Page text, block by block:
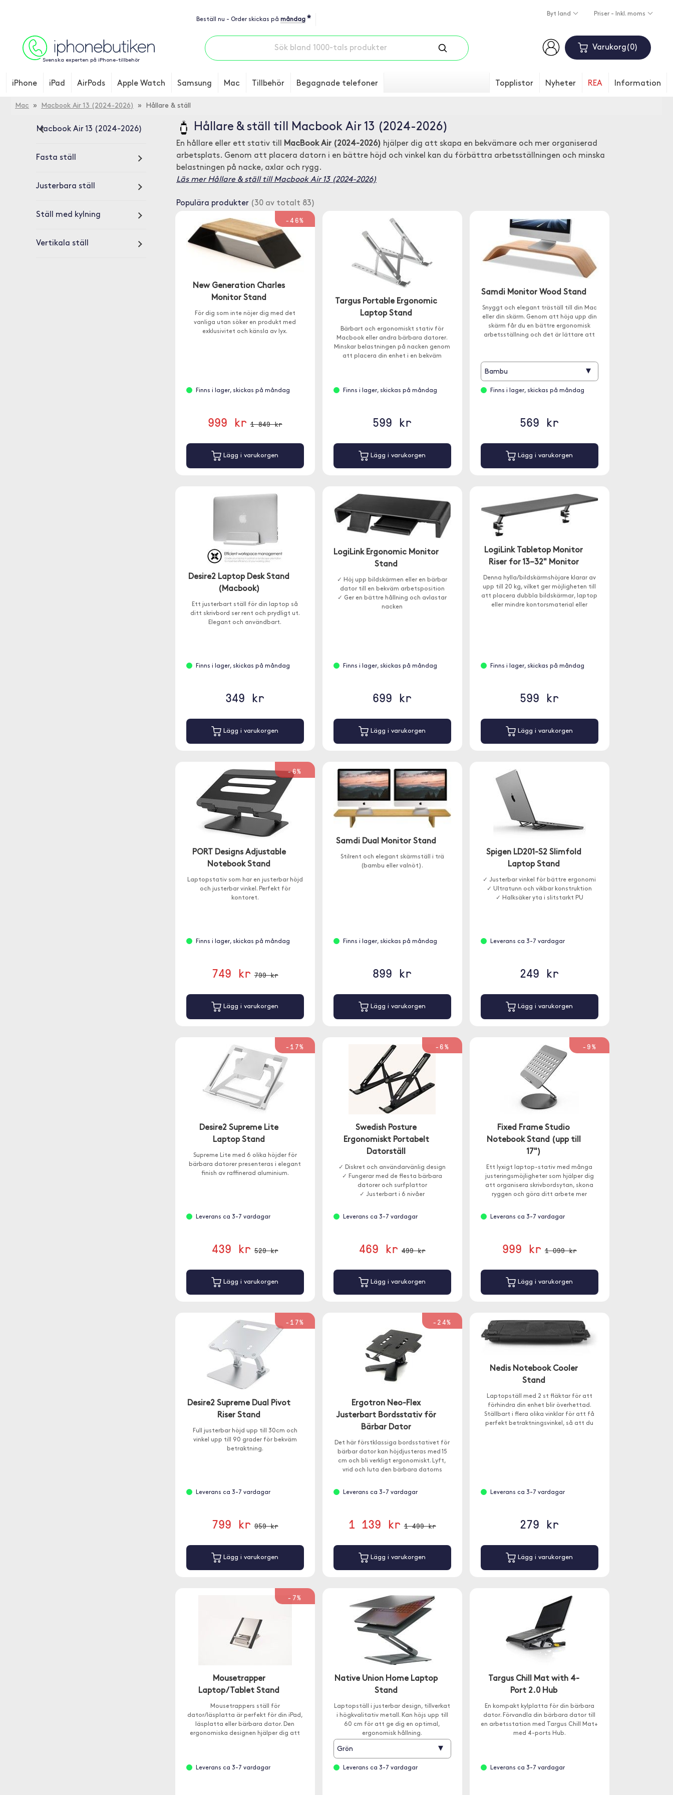
Beställ nu - Order skickas på måndag *
Byt land Priser - Inkl. moms
Svenska experten på iPhone-tillbehör
Varukorg 0
iPhone iPad AirPods Apple Watch Samsung Mac Tillbehör Begagnade telefoner Topplistor Nyheter REA Information
Mac » Macbook Air 13 (2024-2026) » Hållare & ställ
Macbook Air 13 (2024-2026)
Fasta ställ
Justerbara ställ
Ställ med kylning
Vertikala ställ
Hållare & ställ till Macbook Air 13 (2024-2026)
En hållare eller ett stativ till MacBook Air (2024-2026) hjälper dig att skapa en bekvämare och mer organiserad
arbetsplats. Genom att placera datorn i en bättre höjd och vinkel kan du förbättra arbetsställningen och minska
belastningen på nacke, axlar och rygg.
Läs mer Hållare & ställ till Macbook Air 13 (2024-2026)
Populära produkter (30 av totalt 83)
-46%
New Generation Charles
Monitor Stand
För dig som inte nöjer dig med det
vanliga utan söker en produkt med
exklusivitet och känsla av lyx.
Finns i lager, skickas på måndag
999 kr 1 849 kr
Lägg i varukorgen
Targus Portable Ergonomic
Laptop Stand
Bärbart och ergonomiskt stativ för
Macbook eller andra bärbara datorer.
Minskar belastningen på nacken genom
att placera din enhet i en bekväm
Finns i lager, skickas på måndag
599 kr
Lägg i varukorgen
Samdi Monitor Wood Stand
Snyggt och elegant träställ till din Mac
eller din skärm. Genom att höja upp din
skärm får du en bättre ergonomisk
arbetsställning och det är lättare att
Bambu ▾
Finns i lager, skickas på måndag
569 kr
Lägg i varukorgen
Desire2 Laptop Desk Stand
(Macbook)
Ett justerbart ställ för din laptop så
ditt skrivbord ser rent och prydligt ut.
Elegant och användbart.
Finns i lager, skickas på måndag
349 kr
Lägg i varukorgen
LogiLink Ergonomic Monitor
Stand
✓ Höj upp bildskärmen eller en bärbar
dator till en bekväm arbetsposition
✓ Ger en bättre hållning och avlastar
nacken
Finns i lager, skickas på måndag
699 kr
Lägg i varukorgen
LogiLink Tabletop Monitor
Riser for 13–32" Monitor
Denna hylla/bildskärmshöjare klarar av
upp till 20 kg, vilket ger möjligheten till
att placera dubbla bildskärmar, laptop
eller mindre kontorsmaterial eller
Finns i lager, skickas på måndag
599 kr
Lägg i varukorgen
-6%
PORT Designs Adjustable
Notebook Stand
Laptopstativ som har en justerbar höjd
och justerbar vinkel. Perfekt för
kontoret.
Finns i lager, skickas på måndag
749 kr 799 kr
Lägg i varukorgen
Samdi Dual Monitor Stand
Stilrent och elegant skärmställ i trä
(bambu eller valnöt).
Finns i lager, skickas på måndag
899 kr
Lägg i varukorgen
Spigen LD201-S2 Slimfold
Laptop Stand
✓ Justerbar vinkel för bättre ergonomi
✓ Ultratunn och vikbar konstruktion
✓ Halksäker yta i slitstarkt PU
Leverans ca 3-7 vardagar
249 kr
Lägg i varukorgen
-17%
Desire2 Supreme Lite
Laptop Stand
Supreme Lite med 6 olika höjder för
bärbara datorer presenteras i elegant
finish av raffinerad aluminium.
Leverans ca 3-7 vardagar
439 kr 529 kr
Lägg i varukorgen
-6%
Swedish Posture
Ergonomiskt Portabelt
Datorställ
✓ Diskret och användarvänlig design
✓ Fungerar med de flesta bärbara
datorer och surfplattor
✓ Justerbart i 6 nivåer
Leverans ca 3-7 vardagar
469 kr 499 kr
Lägg i varukorgen
-9%
Fixed Frame Studio
Notebook Stand (upp till
17")
Ett lyxigt laptop-stativ med många
justeringsmöjligheter som hjälper dig
att organisera skrivbordsytan, skona
ryggen och göra ditt arbete mer
Leverans ca 3-7 vardagar
999 kr 1 099 kr
Lägg i varukorgen
-17%
Desire2 Supreme Dual Pivot
Riser Stand
Full justerbar höjd upp till 30cm och
vinkel upp till 90 grader för bekväm
betraktning.
Leverans ca 3-7 vardagar
799 kr 959 kr
Lägg i varukorgen
-24%
Ergotron Neo-Flex
Justerbart Bordsstativ för
Bärbar Dator
Det här förstklassiga bordsstativet för
bärbar dator kan höjdjusteras med 15
cm och bli verkligt ergonomiskt. Lyft,
vrid och luta den bärbara datorns
Leverans ca 3-7 vardagar
1 139 kr 1 499 kr
Lägg i varukorgen
Nedis Notebook Cooler
Stand
Laptopställ med 2 st fläktar för att
förhindra din enhet blir överhettad.
Ställbart i flera olika vinklar för att få
perfekt betraktningsvinkel, så att du
Leverans ca 3-7 vardagar
279 kr
Lägg i varukorgen
-7%
Mousetrapper
Laptop/Tablet Stand
Mousetrappers ställ för
dator/läsplatta är perfekt för din iPad,
läsplatta eller bärbara dator. Den
ergonomiska designen hjälper dig att
Leverans ca 3-7 vardagar
Native Union Home Laptop
Stand
Laptopställ i justerbar design, tillverkat
i högkvalitativ metall. Kan höjs upp till
60 cm för att ge dig en optimal,
ergonomisk hållning.
Grön ▾
Leverans ca 3-7 vardagar
Targus Chill Mat with 4-
Port 2.0 Hub
En kompakt kylplatta för din bärbara
dator. Förvandla din bärbara dator till
en arbetsstation med Targus Chill Mat+
med 4-ports Hub.
Leverans ca 3-7 vardagar